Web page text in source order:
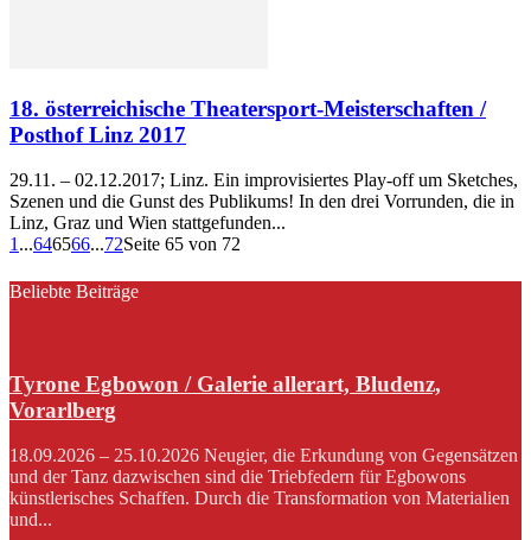
18. österreichische Theatersport-Meisterschaften /
Posthof Linz 2017
29.11. – 02.12.2017; Linz. Ein improvisiertes Play-off um Sketches,
Szenen und die Gunst des Publikums! In den drei Vorrunden, die in
Linz, Graz und Wien stattgefunden...
1 ...646566...72Seite 65 von 72
Beliebte Beiträge
Tyrone Egbowon / Galerie allerart, Bludenz,
Vorarlberg
18.09.2026 – 25.10.2026 Neugier, die Erkundung von Gegensätzen
und der Tanz dazwischen sind die Triebfedern für Egbowons
künstlerisches Schaffen. Durch die Transformation von Materialien
und...